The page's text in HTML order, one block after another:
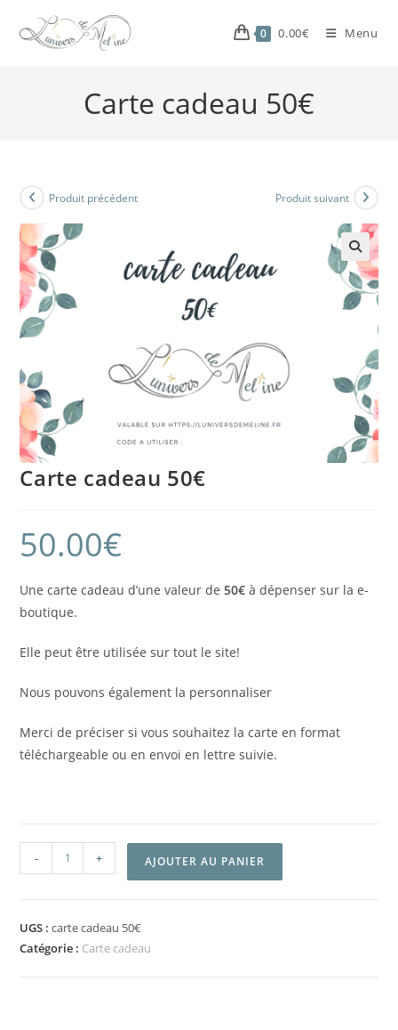
0 0.00€ Menu
Carte cadeau 50€
Produit précédent Produit suivant
Carte cadeau 50€
50.00€
Une carte cadeau d’une valeur de50€ à dépenser sur la e-
boutique.
Elle peut être utilisée sur tout le site!
Nous pouvons également la personnaliser
Merci de préciser si vous souhaitez la carte en format
téléchargeable ou en envoi en lettre suivie.
- + AJOUTER AU PANIER
UGS :carte cadeau 50€
Catégorie : Carte cadeau